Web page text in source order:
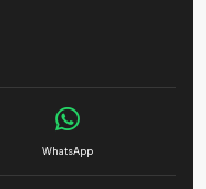
WhatsApp